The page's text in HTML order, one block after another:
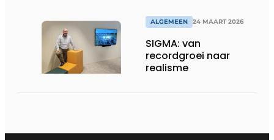
ALGEMEEN 24 MAART 2026
SIGMA: van
recordgroei naar
realisme